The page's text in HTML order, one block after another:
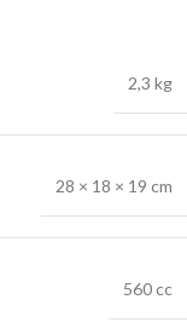
2,3 kg
28 × 18 × 19 cm
560 cc